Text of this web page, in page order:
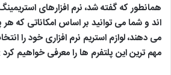
همانطور که گفته شد، نرم افزارهای
اند و شما می توانید بر اساس امکاناتی که هر
می دهند، لوازم استریم نرم افزاری خود را
مهم ترین این پلتفرم ها را معرفی خواهیم کرد